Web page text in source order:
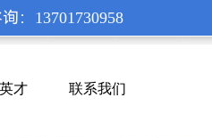
： 13701730958
才 联系我们